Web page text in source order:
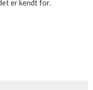
er kendt for.